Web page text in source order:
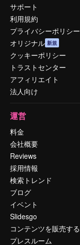
サポート
利用規約
プライバシーポリシー
オリジナル 新規
クッキーポリシー
トラストセンター
アフィリエイト
法人向け
運営
料金
会社概要
Reviews
採用情報
検索トレンド
ブログ
イベント
Slidesgo
コンテンツを販売する
プレスルーム